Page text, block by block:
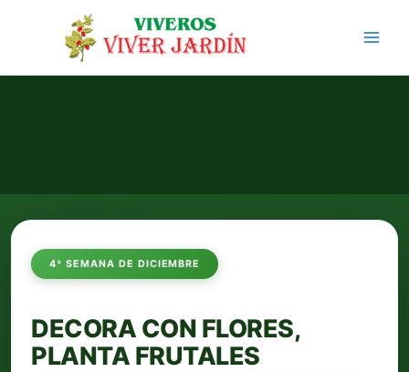
4ª SEMANA DE DICIEMBRE
DECORA CON FLORES,
PLANTA FRUTALES